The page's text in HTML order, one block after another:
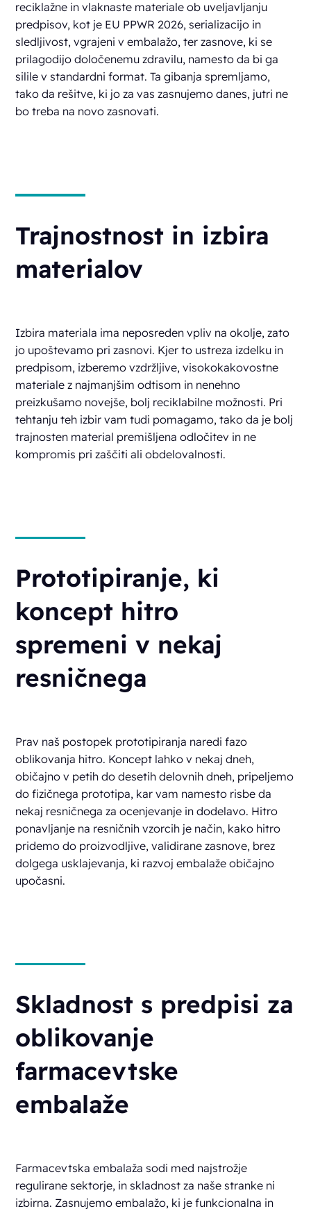
reciklažne in vlaknaste materiale ob uveljavljanju
predpisov, kot je EU PPWR 2026, serializacijo in
sledljivost, vgrajeni v embalažo, ter zasnove, ki se
prilagodijo določenemu zdravilu, namesto da bi ga
silile v standardni format. Ta gibanja spremljamo,
tako da rešitve, ki jo za vas zasnujemo danes, jutri ne
bo treba na novo zasnovati.
Trajnostnost in izbira
materialov
Izbira materiala ima neposreden vpliv na okolje, zato
jo upoštevamo pri zasnovi. Kjer to ustreza izdelku in
predpisom, izberemo vzdržljive, visokokakovostne
materiale z najmanjšim odtisom in nenehno
preizkušamo novejše, bolj reciklabilne možnosti. Pri
tehtanju teh izbir vam tudi pomagamo, tako da je bolj
trajnosten material premišljena odločitev in ne
kompromis pri zaščiti ali obdelovalnosti.
Prototipiranje, ki
koncept hitro
spremeni v nekaj
resničnega
Prav naš postopek prototipiranja naredi fazo
oblikovanja hitro. Koncept lahko v nekaj dneh,
običajno v petih do desetih delovnih dneh, pripeljemo
do fizičnega prototipa, kar vam namesto risbe da
nekaj resničnega za ocenjevanje in dodelavo. Hitro
ponavljanje na resničnih vzorcih je način, kako hitro
pridemo do proizvodljive, validirane zasnove, brez
dolgega usklajevanja, ki razvoj embalaže običajno
upočasni.
Skladnost s predpisi za
oblikovanje
farmacevtske
embalaže
Farmacevtska embalaža sodi med najstrožje
regulirane sektorje, in skladnost za naše stranke ni
izbirna. Zasnujemo embalažo, ki je funkcionalna in